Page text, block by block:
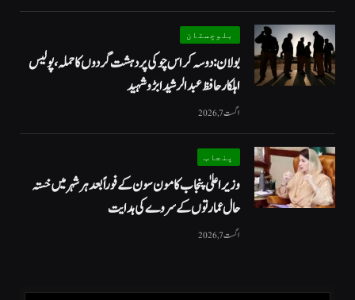
بلوچستان
بولان: دوسہ کراس چوکی پر دہشت گردوں کا حملہ، پولیس
اہلکار حافظ عبدالرشید ابڑو شہید
اگست 7, 2026
پنجاب
وزیراعلیٰ پنجاب کا مون سون کے فوراً بعد ہر شہر میں خستہ
حال عمارتوں کے سروے کی ہدایت
اگست 7, 2026